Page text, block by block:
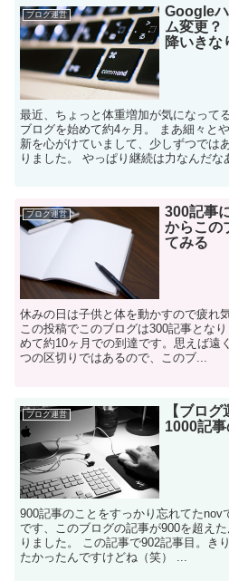
ブログ運営
Google
ム変更？
降いきな
最近、ちょっと体重増加が気になって
ブログを始めて約4ヶ月。 まあ細々と
新を心がけていまして、少しずつでは
りました。 やっぱり継続は力なんだな
ブログ運営
300記事
からこの
てみる
休みの日は子供と体を動かすので疲れ
この投稿でこのブログは300記事とな
めて約10ヶ月での到達です。思えば遠
つの区切りではあるので、このブ...
ブログ運営
【ブロ
1000記
900記事のことをすっかり忘れてたnov
です、このブログの記事が900を超え
りました。 この記事で902記事目。き
たかったんですけどね（笑） ...